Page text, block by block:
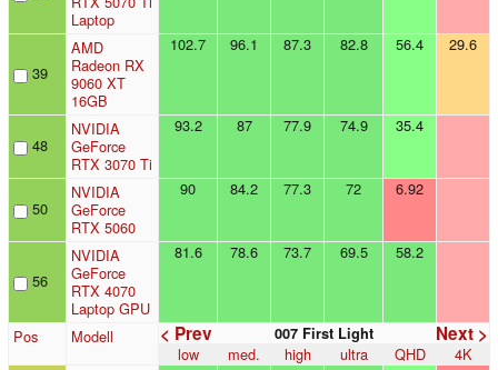
Laptop
39
AMD
Radeon RX
9060 XT
16GB
102.7 96.1 87.3 82.8 56.4 29.6
48
NVIDIA
GeForce
RTX 3070 Ti
93.2 87 77.9 74.9 35.4
50
NVIDIA
GeForce
RTX 5060
90 84.2 77.3 72 6.92
56
NVIDIA
GeForce
RTX 4070
Laptop GPU
81.6 78.6 73.7 69.5 58.2
Pos Modell < Prev Next >
007 First Light
low med. high ultra QHD
4K